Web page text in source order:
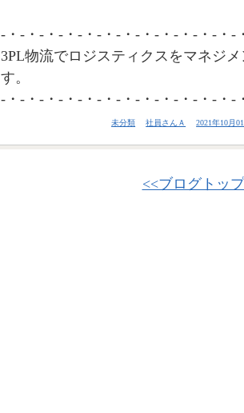
-・-・-・-・-・-・-・-・-・-・-・-・-
3PL物流でロジスティクスをマネジ
す。
-・-・-・-・-・-・-・-・-・-・-・-・-
未分類 社員さんＡ 2021年10月
<<ブログトッ